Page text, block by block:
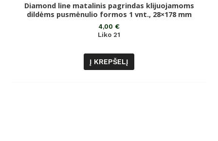
Įvertinimas:
0
iš
Diamond line matalinis pagrindas klijuojamoms
dildėms pusmėnulio formos 1 vnt., 28×178 mm
4,00 €
Liko 21
Į KREPŠELĮ